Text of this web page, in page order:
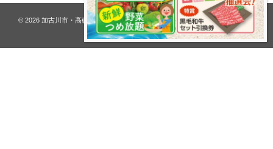
© 2026 加古川市・高砂市 夢リフォーム ウオハシ – 創業128年の老舗. All rights
reserved.